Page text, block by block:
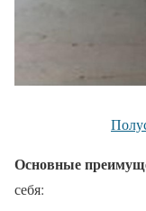
Основные
себя: